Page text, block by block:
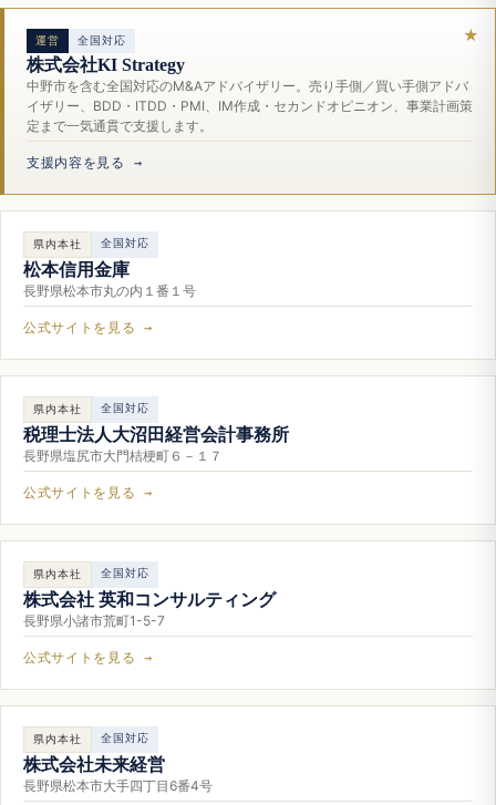
運営 全国対応
株式会社KI Strategy
中野市を含む全国対応のM&Aアドバイザリー。売り手側／買い手側アドバ
イザリー、BDD・ITDD・PMI、IM作成・セカンドオピニオン、事業計画策
定まで一気通貫で支援します。
支援内容を見る →
県内本社 全国対応
松本信用金庫
長野県松本市丸の内１番１号
公式サイトを見る →
県内本社 全国対応
税理士法人大沼田経営会計事務所
長野県塩尻市大門桔梗町６－１７
公式サイトを見る →
県内本社 全国対応
株式会社 英和コンサルティング
長野県小諸市荒町1-5-7
公式サイトを見る →
県内本社 全国対応
株式会社未来経営
長野県松本市大手四丁目6番4号